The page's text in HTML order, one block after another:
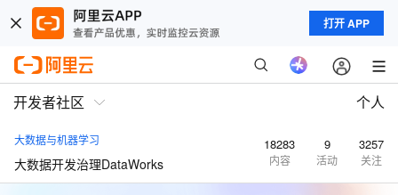
打开 APP
开发者社区 个人
大数据与机器学习
大数据开发治理DataWorks
18283
内容
9
活动
3257
关注